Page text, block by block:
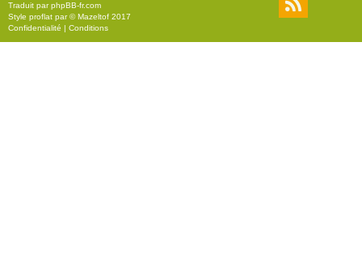
r
Traduit parphpBB-fr.com
Style proflat par ©Mazeltof 2017
Confidentialité | Conditions